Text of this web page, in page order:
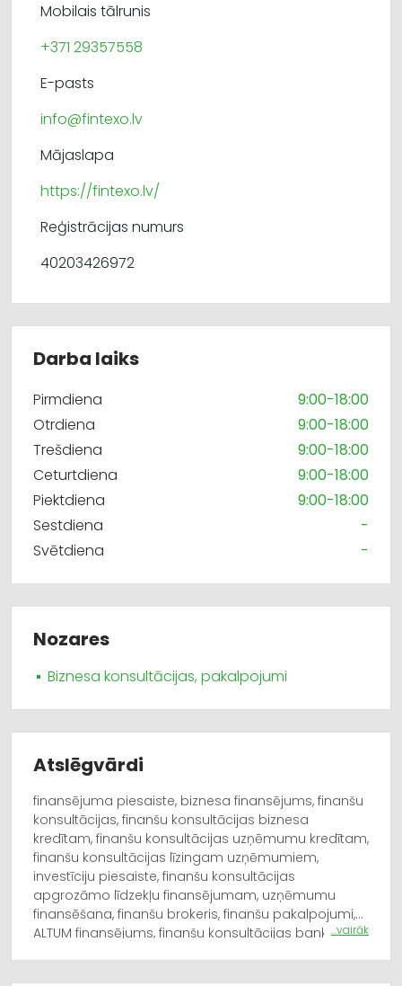
Mobilais tālrunis
+371 29357558
E-pasts
info@fintexo.lv
Mājaslapa
https://fintexo.lv/
Reģistrācijas numurs
40203426972
Darba laiks
Pirmdiena
9:00-18:00
Otrdiena
9:00-18:00
Trešdiena
9:00-18:00
Ceturtdiena
9:00-18:00
Piektdiena
9:00-18:00
Sestdiena
-
Svētdiena
-
Nozares
Biznesa konsultācijas, pakalpojumi
Atslēgvārdi
finansējuma piesaiste, biznesa finansējums, finanšu
konsultācijas, finanšu konsultācijas biznesa
kredītam, finanšu konsultācijas uzņēmumu kredītam,
finanšu konsultācijas līzingam uzņēmumiem,
investīciju piesaiste, finanšu konsultācijas
apgrozāmo līdzekļu finansējumam, uzņēmumu
finansēšana, finanšu brokeris, finanšu pakalpojumi,
ALTUM finansējums, finanšu konsultācijas banku...vairāk